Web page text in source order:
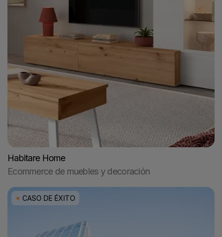
Habitare Home
Ecommerce de muebles y decoración
CASO DE ÉXITO